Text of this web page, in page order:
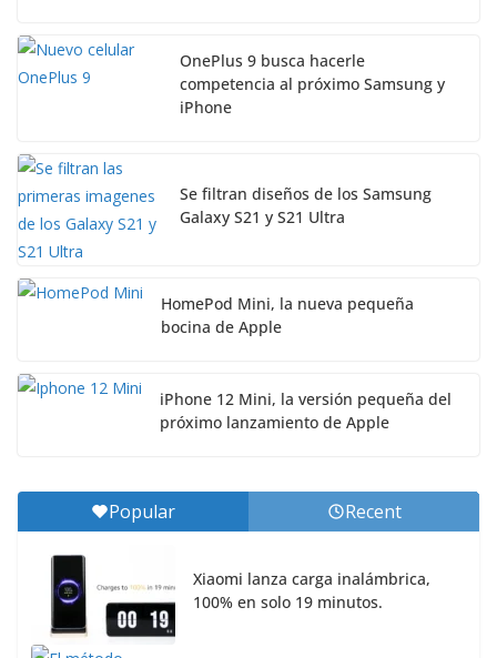
OnePlus 9 busca hacerle
competencia al próximo Samsung y
iPhone
Se filtran diseños de los Samsung
Galaxy S21 y S21 Ultra
HomePod Mini, la nueva pequeña
bocina de Apple
iPhone 12 Mini, la versión pequeña del
próximo lanzamiento de Apple
Popular Recent
Xiaomi lanza carga inalámbrica,
100% en solo 19 minutos.